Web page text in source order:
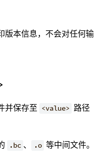
版本信息，不会对任何输
并保存至 <value> 路径
.bc 、 .o 等中间文件。